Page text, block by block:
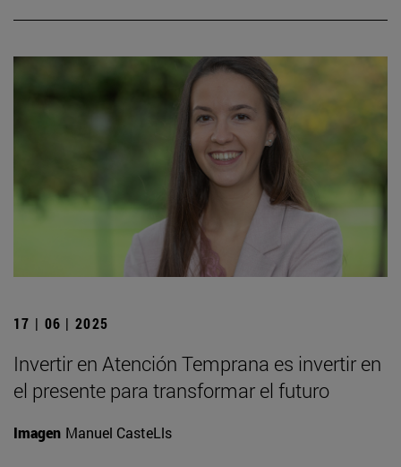
17 | 06 | 2025
Invertir en Atención Temprana es invertir en
el presente para transformar el futuro
Imagen Manuel CasteLls